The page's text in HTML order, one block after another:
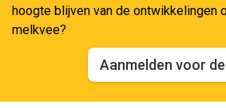
hoogte blijven van de ontwikkelingen
melkvee?
Aanmelden voor